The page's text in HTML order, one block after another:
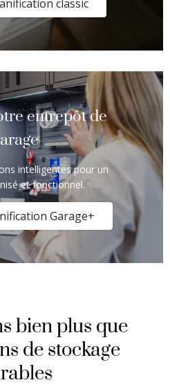
classic
entrepôt de
intelligentes pour un
et fonctionnel.
Garage+
bien plus que
de stockage